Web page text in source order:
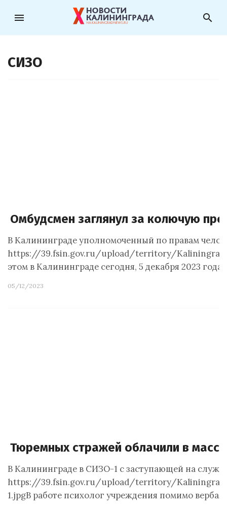
menu search
СИЗО
Омбудсмен заглянул за колючую
В Калининграде уполномоченный по правам
https://39.fsin.gov.ru/upload/territory/Kaliningrad/
этом в Калининграде сегодня, 5 декабря 2023
05/12/2023
Тюремных стражей облачили в
В Калининграде в СИЗО-1 с заступающей на
https://39.fsin.gov.ru/upload/territory/Kaliningrad/
1.jpgВ работе психолог учреждения помимо